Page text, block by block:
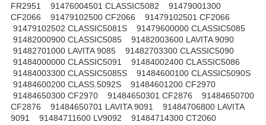
FR2951 91476004501 CLASSIC5082 91479001300
CF2066 91479102500 CF2066 91479102501 CF2066
91479102502 CLASSIC5081S 91479600000 CLASSIC5085
91482000900 CLASSIC5085 91482003600 LAVITA 9090
91482701000 LAVITA 9085 91482703300 CLASSIC5090
91484000000 CLASSIC5091 91484002400 CLASSIC5086
91484003300 CLASSIC5085S 91484600100 CLASSIC5090S
91484600200 CLASS.5092S 91484601200 CF2970
91484650300 CF2970 91484650301 CF2876 91484650700
CF2876 91484650701 LAVITA 9091 91484706800 LAVITA
9091 91484711600 LV9092 91484714300 CT2060